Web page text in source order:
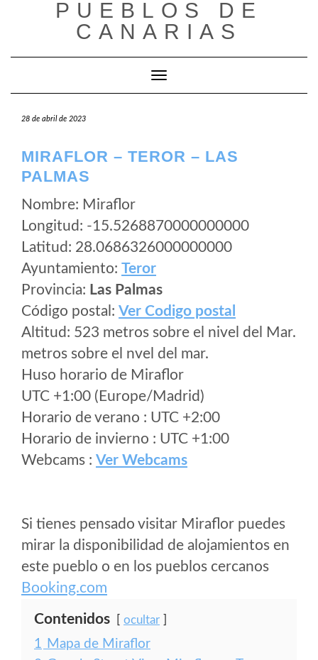
PUEBLOS DE
CANARIAS
Cambiar modo de navegación
28 de abril de 2023
MIRAFLOR – TEROR – LAS
PALMAS
Nombre: Miraflor
Longitud: -15.5268870000000000
Latitud: 28.0686326000000000
Ayuntamiento: Teror
Provincia: Las Palmas
Código postal: Ver Codigo postal
Altitud: 523 metros sobre el nivel del Mar.
metros sobre el nvel del mar.
Huso horario de Miraflor
UTC +1:00 (Europe/Madrid)
Horario de verano : UTC +2:00
Horario de invierno : UTC +1:00
Webcams : Ver Webcams
Si tienes pensado visitar Miraflor puedes
mirar la disponibilidad de alojamientos en
este pueblo o en los pueblos cercanos
Booking.com
Contenidos ocultar
1 Mapa de Miraflor